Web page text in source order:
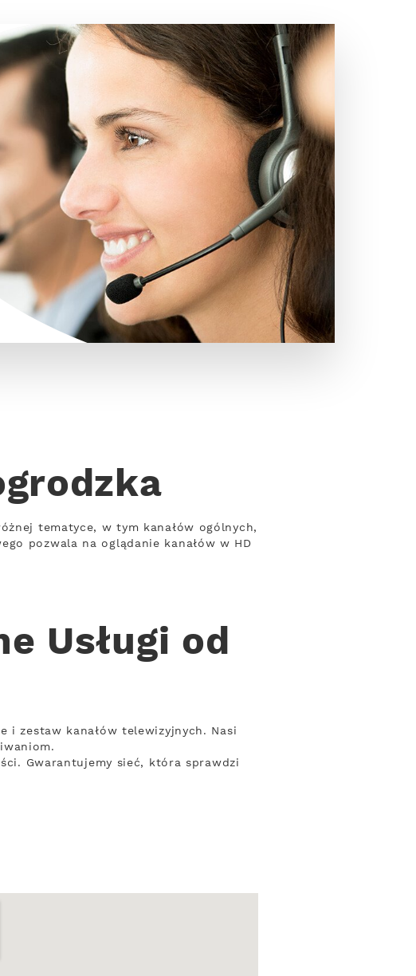
tematyce, w tym kanałów ogólnych,
pozwala na oglądanie kanałów w HD
Usługi od
i zestaw kanałów telewizyjnych. Nasi
Gwarantujemy sieć, która sprawdzi